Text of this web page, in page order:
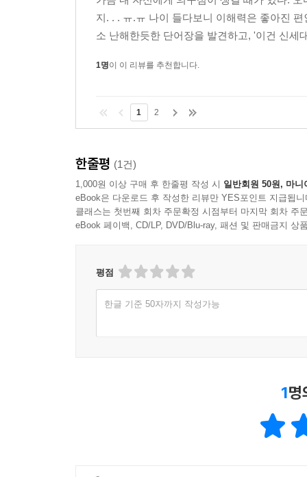
지. . . ㅠ.ㅠ 나이 들다보니 이해력은 좋아진
소 난해한듯한 단어장을 발견하고, '이건 신세
1명이 이 리뷰를 추천합니다.
1 2
한줄평 (1건)
1,000원 이상 구매 후 한줄평 작성 시 일반회원 50원, 마니
eBook은 다운로드 후 작성한 리뷰만 YES포인트 지급됩니
클래스는 첫번째 회차 주문확정 시점부터 마지막 회차 주
eBook 페이백, CD/LP, DVD/Blu-ray, 패션 및 판매금지 상
평점
한글 기준 50자까지 작성가능
1명